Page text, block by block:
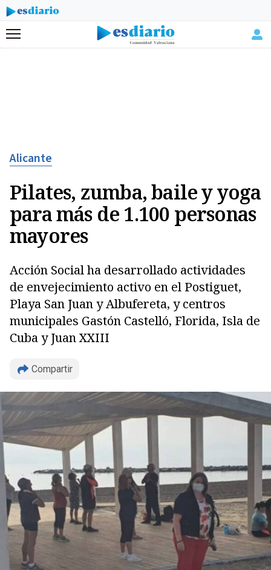
Menú
Alicante
Pilates, zumba, baile y yoga
para más de 1.100 personas
mayores
Acción Social ha desarrollado actividades
de envejecimiento activo en el Postiguet,
Playa San Juan y Albufereta, y centros
municipales Gastón Castelló, Florida, Isla de
Cuba y Juan XXIII
Compartir
Copiar